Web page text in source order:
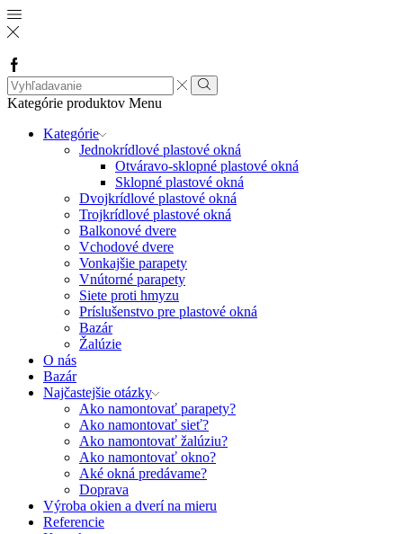
Facebook
Search
input
Vyhľadávanie
Kategórie produktov Menu
Kategórie
Jednokrídlové plastové okná
Otváravo-sklopné plastové okná
Sklopné plastové okná
Dvojkrídlové plastové okná
Trojkrídlové plastové okná
Balkonové dvere
Vchodové dvere
Vonkajšie parapety
Vnútorné parapety
Siete proti hmyzu
Príslušenstvo pre plastové okná
Bazár
Žalúzie
O nás
Bazár
Najčastejšie otázky
Ako namontovať parapety?
Ako namontovať sieť?
Ako namontovať žalúziu?
Ako namontovať okno?
Aké okná predávame?
Doprava
Výroba okien a dverí na mieru
Referencie